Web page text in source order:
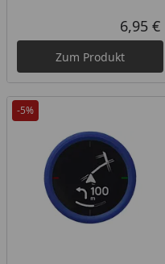
6,95 €
Zum Produkt
-5%